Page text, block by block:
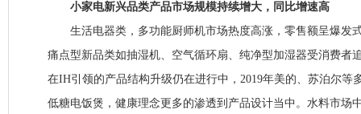
小家电新兴品类产品市场规模持续增大，同比增速高
生活电器类，多功能厨师机市场热度高涨，零售额呈爆发
痛点型新品类如抽湿机、空气循环扇、纯净型加湿器受消费者
在IH引领的产品结构升级仍在进行中，2019年美的、苏泊尔等
低糖电饭煲，健康理念更多的渗透到产品设计当中。水料市场